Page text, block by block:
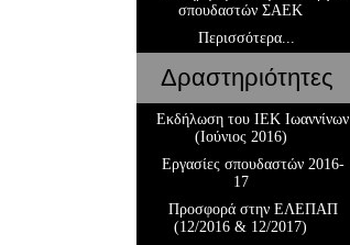
σπουδαστών ΣΑΕΚ
Περισσότερα...
Δραστηριότητες
Εκδήλωση του ΙΕΚ Ιωαννίνων
(Ιούνιος 2016)
Εργασίες σπουδαστών 2016-
17
Προσφορά στην ΕΛΕΠΑΠ
(12/2016 & 12/2017)